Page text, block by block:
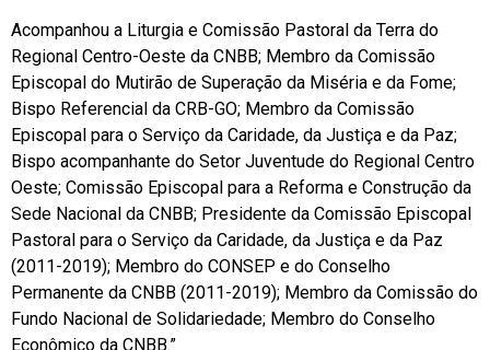
Acompanhou a Liturgia e Comissão Pastoral da Terra do
Regional Centro-Oeste da CNBB; Membro da Comissão
Episcopal do Mutirão de Superação da Miséria e da Fome;
Bispo Referencial da CRB-GO; Membro da Comissão
Episcopal para o Serviço da Caridade, da Justiça e da Paz;
Bispo acompanhante do Setor Juventude do Regional Centro
Oeste; Comissão Episcopal para a Reforma e Construção da
Sede Nacional da CNBB; Presidente da Comissão Episcopal
Pastoral para o Serviço da Caridade, da Justiça e da Paz
(2011-2019); Membro do CONSEP e do Conselho
Permanente da CNBB (2011-2019); Membro da Comissão do
Fundo Nacional de Solidariedade; Membro do Conselho
Econômico da CNBB.”